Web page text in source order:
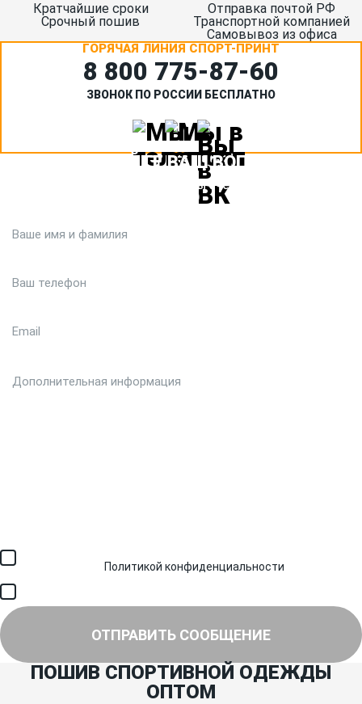
Кратчайшие сроки
Срочный пошив
Отправка почтой РФ
Транспортной компанией
Самовывоз из офиса
ГОРЯЧАЯ ЛИНИЯ СПОРТ-ПРИНТ
8 800 775‑87-60
ЗВОНОК ПО РОССИИ БЕСПЛАТНО
ЗАДАЙТЕ ВАШ ВОПРОС
Или кратко опишите ситуацию. Мы очень быстро свяжемся с
вами :)
Политикой конфиденциальности
ОТПРАВИТЬ СООБЩЕНИЕ
ПОШИВ СПОРТИВНОЙ ОДЕЖДЫ
ОПТОМ